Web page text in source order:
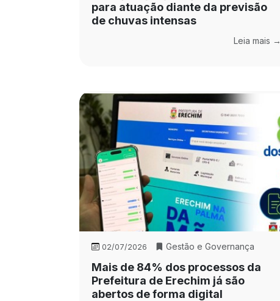
para atuação diante da previsão
de chuvas intensas
Leia mais →
02/07/2026 Gestão e Governança
Mais de 84% dos processos da
Prefeitura de Erechim já são
abertos de forma digital